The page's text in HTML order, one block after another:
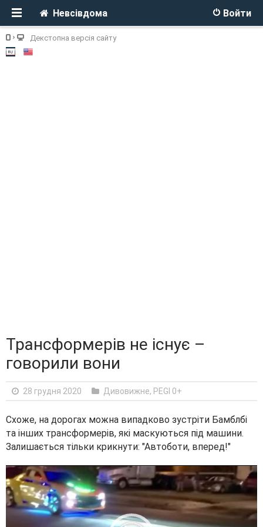
Войти
Невсівдома
Декстопна версія сайту
Трансформерів не існує –
говорили вони
28 грудня 2020 Дивовижне, PEGI 0+
Схоже, на дорогах можна випадково зустріти Бамблбі
та інших трансформерів, які маскуються під машини.
Залишається тільки крикнути: "Автоботи, вперед!"
i
d